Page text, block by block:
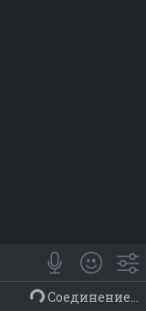
😀 Emoji
Объекты
Соединение...